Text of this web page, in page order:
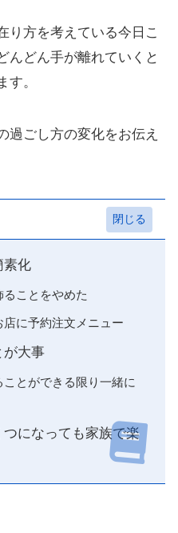
り方を考えている今日こ
んどん手が離れていくと
す。
過ごし方の変化をお伝え
素化
ことをやめた
に予約注文メニュー
が大事
とができる限り一緒に
になっても家族で楽